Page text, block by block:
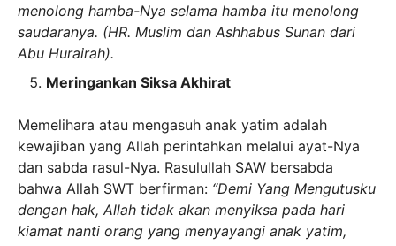
menolong hamba-Nya selama hamba itu menolong
saudaranya. (HR. Muslim dan Ashhabus Sunan dari
Abu Hurairah).
Meringankan Siksa Akhirat
Memelihara atau mengasuh anak yatim adalah
kewajiban yang Allah perintahkan melalui ayat-Nya
dan sabda rasul-Nya. Rasulullah SAW bersabda
bahwa Allah SWT berfirman: “Demi Yang Mengutusku
dengan hak, Allah tidak akan menyiksa pada hari
kiamat nanti orang yang menyayangi anak yatim,